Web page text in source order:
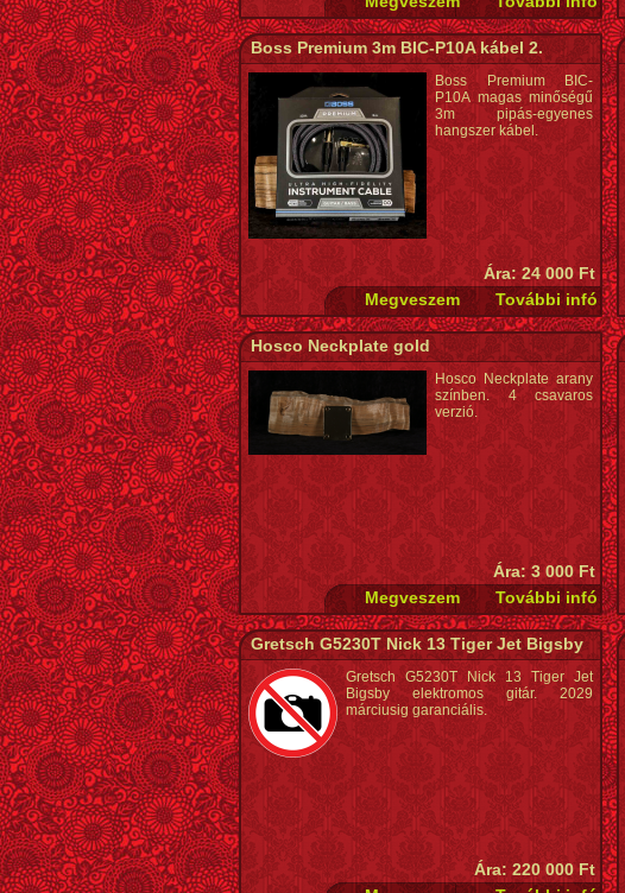
Boss Premium 3m BIC-P10A kábel 2.
Boss Premium BIC-
P10A magas minőségű
3m pipás-egyenes
hangszer kábel.
Ára: 24 000 Ft
Hosco Neckplate gold
Hosco Neckplate arany
színben. 4 csavaros
verzió.
Ára: 3 000 Ft
Gretsch G5230T Nick 13 Tiger Jet Bigsby
Gretsch G5230T Nick 13 Tiger Jet
Bigsby elektromos gitár. 2029
márciusig garanciális.
Ára: 220 000 Ft